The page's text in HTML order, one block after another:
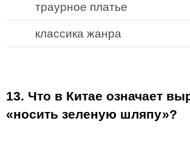
траурное платье
классика жанра
13. Что в Китае означает
«носить зеленую шляпу»?